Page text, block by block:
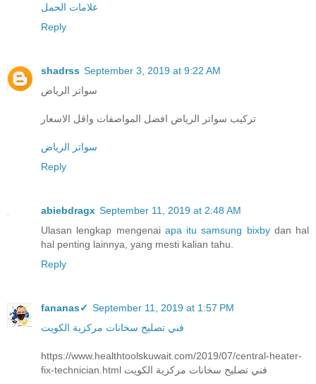
علامات الحمل
Reply
shadrss September 3, 2019 at 9:22 AM
سواتر الرياض
تركيب سواتر الرياض افضل المواصفات واقل الاسعار
سواتر الرياض
Reply
abiebdragx September 11, 2019 at 2:48 AM
Ulasan lengkap mengenai apa itu samsung bixbydan hal
hal penting lainnya, yang mesti kalian tahu.
Reply
fananas✓ September 11, 2019 at 1:57 PM
فني تصليح سخانات مركزية الكويت
https://www.healthtoolskuwait.com/2019/07/central-heater-
fix-technician.html فني تصليح سخانات مركزية الكويت